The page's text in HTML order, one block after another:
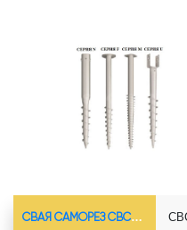
СВАЯ САМОРЕЗ СВС-Ø73*5.5